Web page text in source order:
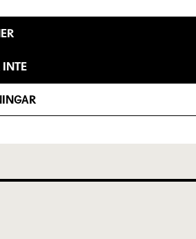
INTE